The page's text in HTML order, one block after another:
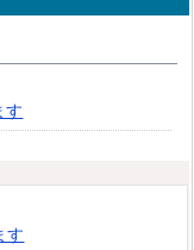
す
す